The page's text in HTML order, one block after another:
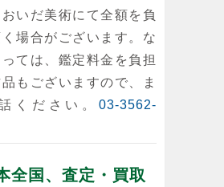
いだ美術にて全額を負
場合がございます。な
ては、鑑定料金を負担
もございますので、ま
ください。 03-3562-
全国、査定・買取